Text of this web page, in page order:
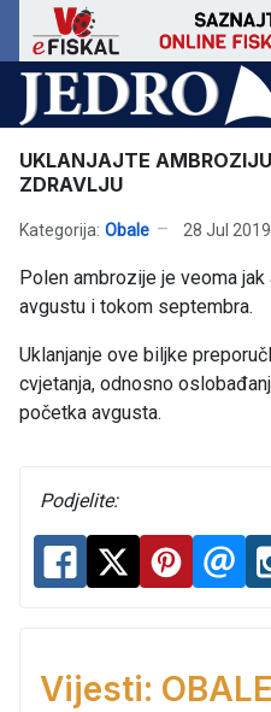
UKLANJAJTE
ZDRAVLJU
Kategorija: Obale 28 Jul 2019
Polen ambrozije je veoma
avgustu i tokom septembra.
Uklanjanje ove biljke
cvjetanja, odnosno
početka avgusta.
Podjelite:
Vijesti: OBALE